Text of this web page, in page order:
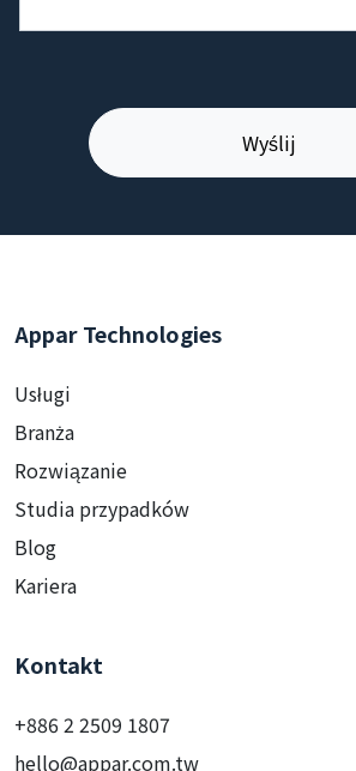
Appar Technologies
Usługi
Branża
Rozwiązanie
Studia przypadków
Blog
Kariera
Kontakt
+886 2 2509 1807
hello@appar.com.tw